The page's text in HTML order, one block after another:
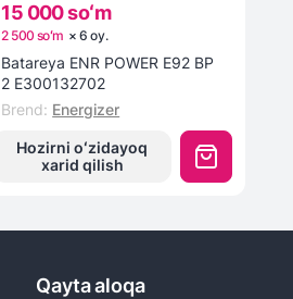
15 000 soʻm
2 500 soʻm ×6 oy.
Batareya ENR POWER E92 BP
2 E300132702
Brend: Energizer
Hozirni oʻzidayoq
xarid qilish
Qayta aloqa